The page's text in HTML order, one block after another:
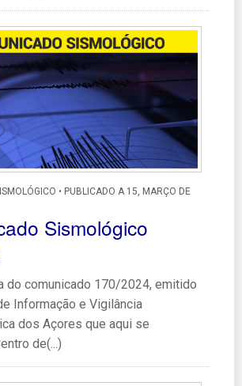
• PUBLICADO A 15, MARÇO DE
Sismológico
do comunicado 170/2024, emitido
Informação e Vigilância
dos Açores que aqui se
de(...)